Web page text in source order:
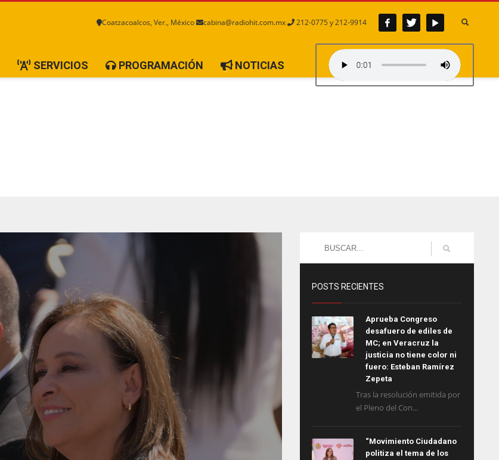
Coatzacoalcos, Ver., México cabina@radiohit.com.mx 212-0775 y 212-9914
SERVICIOS PROGRAMACIÓN NOTICIAS
POSTS RECIENTES
Aprueba Congreso
desafuero de ediles de
MC; en Veracruz la
justicia no tiene color ni
fuero: Esteban Ramírez
Zepeta
Tras la resolución emitida por
el Pleno del Con...
“Movimiento Ciudadano
politiza el tema de los